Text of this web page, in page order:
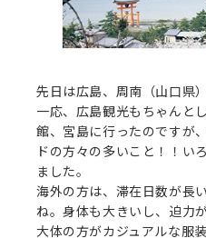
先日は広島、周南（山口県
一応、広島観光もちゃんと
館、宮島に行ったのですが
ドの方々の多いこと！！い
ました。
海外の方は、滞在日数が長
ね。身体も大きいし、迫力
大体の方がカジュアルな服